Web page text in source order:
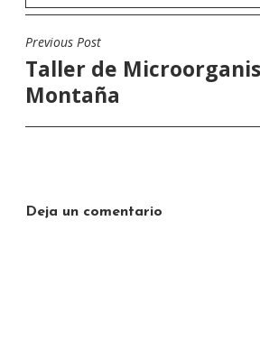
Navegación
de
entradas
Previous Post
Taller de
Montaña
Deja un comentario